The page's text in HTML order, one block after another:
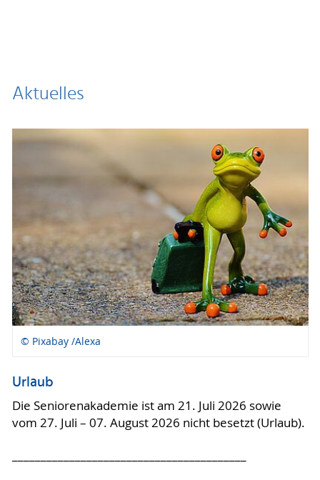
Aktuelles
© Pixabay /Alexa
Urlaub
Die Seniorenakademie ist am 21. Juli 2026 sowie
vom 27. Juli – 07. August 2026 nicht besetzt (Urlaub).